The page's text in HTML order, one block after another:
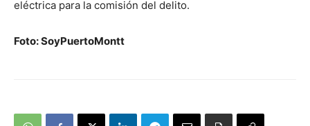
eléctrica para la comisión del delito.
Foto: SoyPuertoMontt